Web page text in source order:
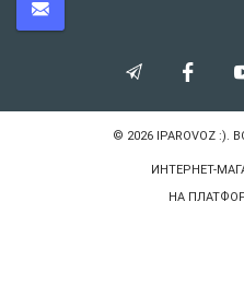
© 2026 IPAROVOZ :).
ИНТЕРНЕТ-
НА